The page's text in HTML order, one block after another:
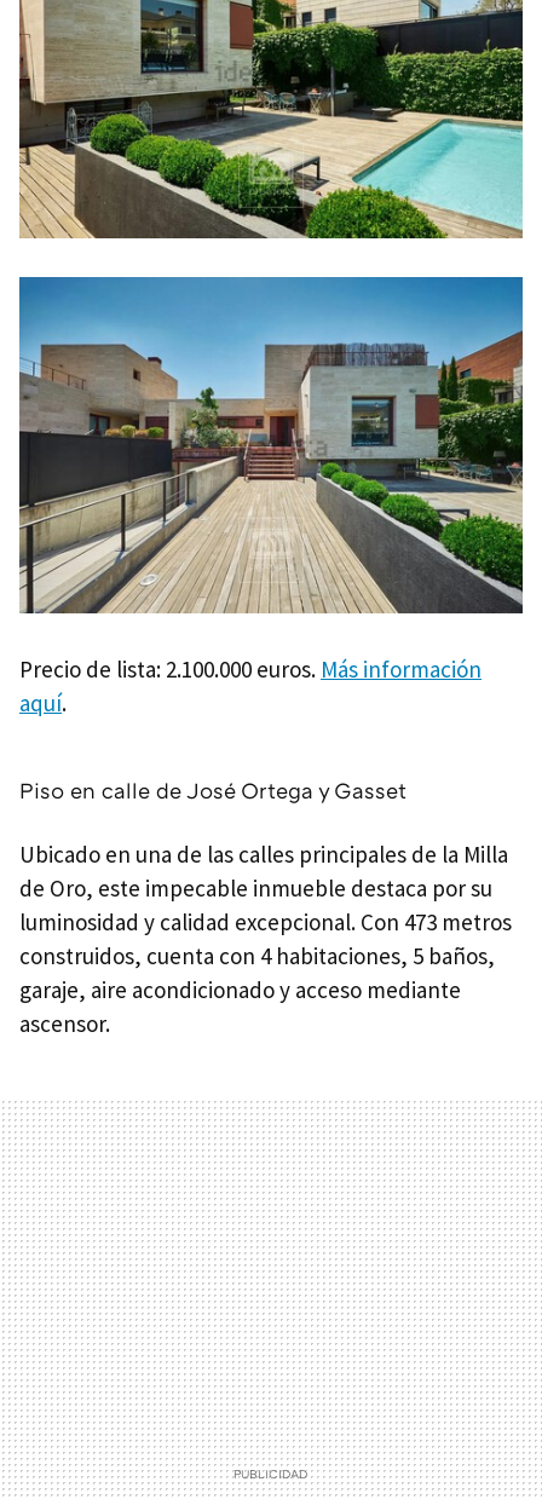
Precio de lista: 2.100.000 euros. Más información
aquí.
Piso en calle de José Ortega y Gasset
Ubicado en una de las calles principales de la Milla
de Oro, este impecable inmueble destaca por su
luminosidad y calidad excepcional. Con 473 metros
construidos, cuenta con 4 habitaciones, 5 baños,
garaje, aire acondicionado y acceso mediante
ascensor.